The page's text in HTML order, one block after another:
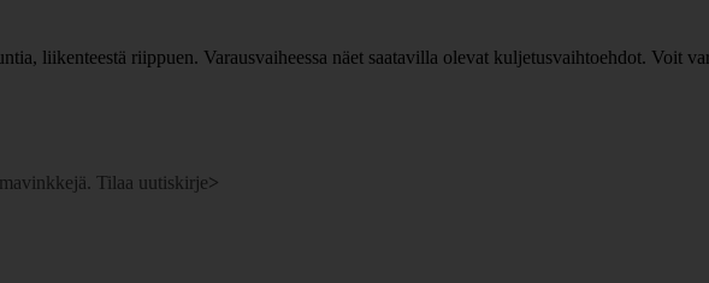
liikenteestä riippuen. Varausvaiheessa näet saatavilla olevat kuljetusvaihtoehdot.
Tilaa uutiskirje>